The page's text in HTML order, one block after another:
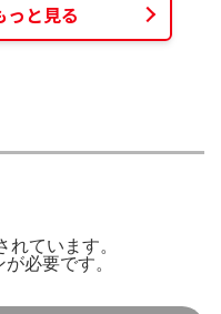
っと見る
ています。
が必要です。